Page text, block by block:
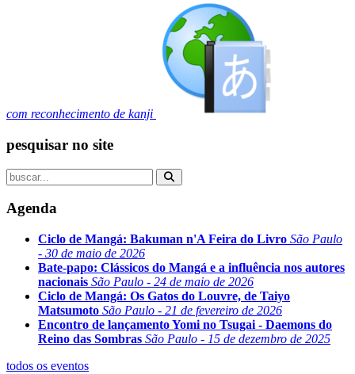
com reconhecimento de kanji
pesquisar no site
Agenda
Ciclo de Mangá: Bakuman n'A Feira do Livro São Paulo
- 30 de maio de 2026
Bate-papo: Clássicos do Mangá e a influência nos autores
nacionais São Paulo - 24 de maio de 2026
Ciclo de Mangá: Os Gatos do Louvre, de Taiyo
Matsumoto São Paulo - 21 de fevereiro de 2026
Encontro de lançamento Yomi no Tsugai - Daemons do
Reino das Sombras São Paulo - 15 de dezembro de 2025
todos os eventos